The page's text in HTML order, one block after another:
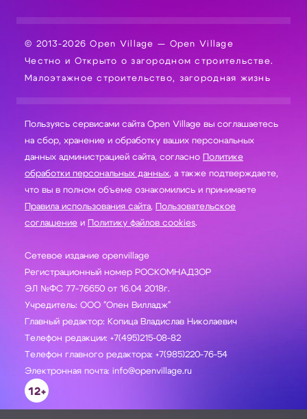
© 2013-2026 Open Village — Open Village
Честно и Открыто о загородном строительстве.
Малоэтажное строительство, загородная жизнь
Пользуясь сервисами сайта Open Village вы соглашаетесь
на сбор, хранение и обработку ваших персональных
данных администрацией сайта, согласно Политике
обработки персональных данных, а также подтверждаете,
что вы в полном объеме ознакомились и принимаете
Правила использования сайта, Пользовательское
соглашение и Политику файлов cookies.
Сетевое издание openvillage
Регистрационный номер РОСКОМНАДЗОР
ЭЛ №ФС 77-76650 от 16.04 2018г.
Учредитель: ООО "Опен Вилладж"
Главный редактор: Копица Владислав Николаевич
Телефон редакции: +7(495)215-08-82
Телефон главного редактора: +7(985)220-76-54
Электронная почта: info@openvillage.ru
12+